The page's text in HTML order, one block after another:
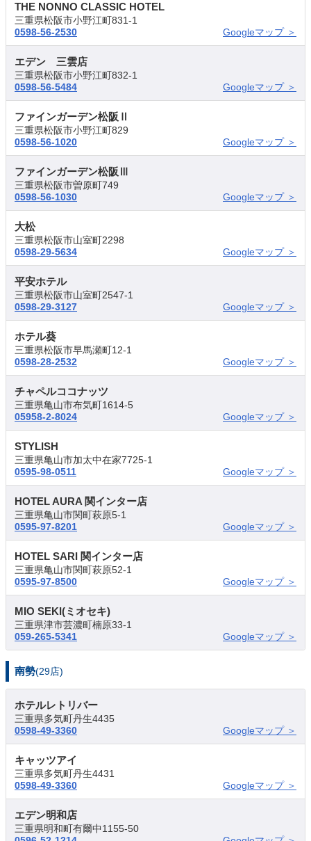
THE NONNO CLASSIC HOTEL
三重県松阪市小野江町831-1
0598-56-2530
Googleマップ ＞
エデン 三雲店
三重県松阪市小野江町832-1
0598-56-5484
Googleマップ ＞
ファインガーデン松阪Ⅱ
三重県松阪市小野江町829
0598-56-1020
Googleマップ ＞
ファインガーデン松阪Ⅲ
三重県松阪市曽原町749
0598-56-1030
Googleマップ ＞
大松
三重県松阪市山室町2298
0598-29-5634
Googleマップ ＞
平安ホテル
三重県松阪市山室町2547-1
0598-29-3127
Googleマップ ＞
ホテル葵
三重県松阪市早馬瀬町12-1
0598-28-2532
Googleマップ ＞
チャペルココナッツ
三重県亀山市布気町1614-5
05958-2-8024
Googleマップ ＞
STYLISH
三重県亀山市加太中在家7725-1
0595-98-0511
Googleマップ ＞
HOTEL AURA 関インター店
三重県亀山市関町萩原5-1
0595-97-8201
Googleマップ ＞
HOTEL SARI 関インター店
三重県亀山市関町萩原52-1
0595-97-8500
Googleマップ ＞
MIO SEKI(ミオセキ)
三重県津市芸濃町楠原33-1
059-265-5341
Googleマップ ＞
南勢(29店)
ホテルレトリバー
三重県多気町丹生4435
0598-49-3360
Googleマップ ＞
キャッツアイ
三重県多気町丹生4431
0598-49-3360
Googleマップ ＞
エデン明和店
三重県明和町有爾中1155-50